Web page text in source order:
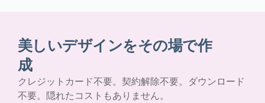
美しいデザインをその場で作
成
クレジットカード不要。契約解除不要。ダウンロード
不要。隠れたコストもありません。